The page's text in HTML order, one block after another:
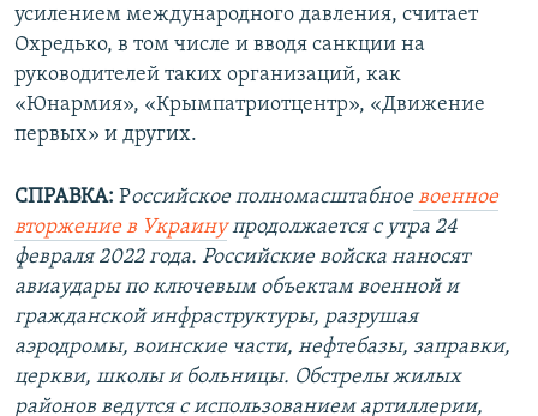
усилением международного давления, считает
Охредько, в том числе и вводя санкции на
руководителей таких организаций, как
«Юнармия», «Крымпатриотцентр», «Движение
первых» и других.
СПРАВКА: Российское полномасштабноевоенное
вторжение в Украинупродолжается с утра 24
февраля 2022 года. Российские войска наносят
авиаудары по ключевым объектам военной и
гражданской инфраструктуры, разрушая
аэродромы, воинские части, нефтебазы, заправки,
церкви, школы и больницы. Обстрелы жилых
районов ведутся с использованием артиллерии,